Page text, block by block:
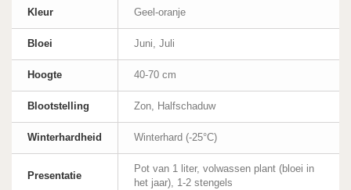
Kleur Geel-oranje
Bloei Juni, Juli
Hoogte 40-70 cm
Blootstelling Zon, Halfschaduw
Winterhardheid Winterhard (-25°C)
Presentatie
Pot van 1 liter, volwassen plant (bloei in
het jaar), 1-2 stengels